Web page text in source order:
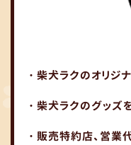
・柴犬ラクのオリジ
・柴犬ラクのグッズ
・販売特約店、営業